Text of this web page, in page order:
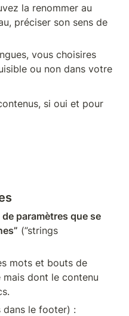
la renommer au
préciser son sens de
vous choisires
ou non dans votre
si oui et pour
paramètres que se
(”strings
mots et bouts de
mais dont le contenu
dans le footer) :